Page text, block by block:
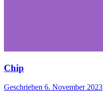
Chip
Geschrieben 6. November 2023